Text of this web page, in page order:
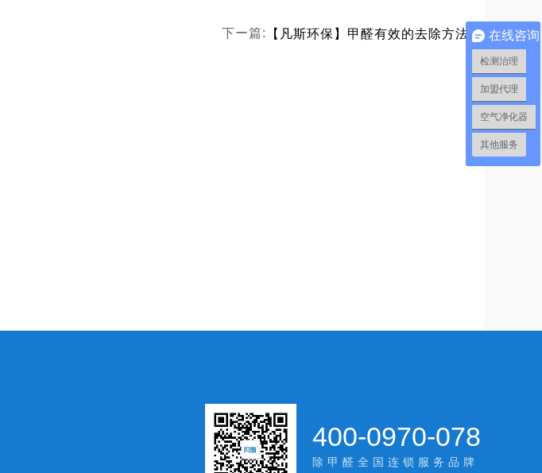
下ー篇: 【凡斯环保】甲醛有效的去除方法
400-0970-078
除甲醛全国连锁服务品牌
在线咨询
检测治理
加盟代理
空气净化器
其他服务